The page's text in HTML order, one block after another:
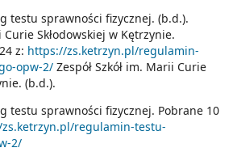
testu sprawności fizycznej. (b.d.).
Curie Skłodowskiej w Kętrzynie.
z: https://zs.ketrzyn.pl/regulamin-
opw-2/ Zespół Szkół im. Marii Curie
(b.d.).
testu sprawności fizycznej. Pobrane 10
regulamin-testu-
2/